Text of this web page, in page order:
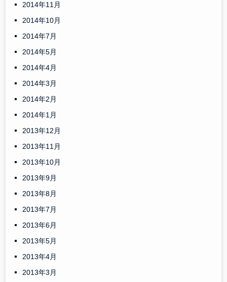
2014年11月
2014年10月
2014年7月
2014年5月
2014年4月
2014年3月
2014年2月
2014年1月
2013年12月
2013年11月
2013年10月
2013年9月
2013年8月
2013年7月
2013年6月
2013年5月
2013年4月
2013年3月